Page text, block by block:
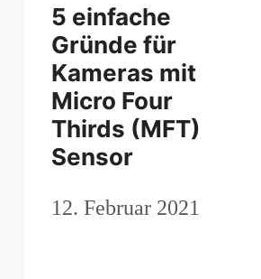
5 einfache
Gründe für
Kameras mit
Micro Four
Thirds (MFT)
Sensor
12. Februar 2021